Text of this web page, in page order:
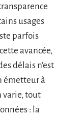
usages
parfois
avancée,
délais n’est
émetteur à
varie, tout
: la